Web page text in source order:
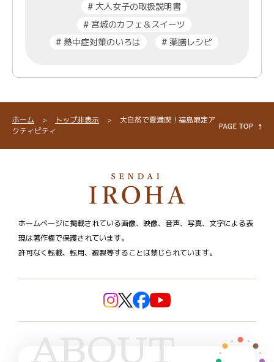
#大人女子の取扱説明書
#宮城のカフェ＆スイーツ
# 熱中症対策のいろは # 薬膳レシピ
ホーム > トップ非表示 >
大自然で夏満喫！福島限定ア
クティビティ
ホームページに掲載されている画像、映像、音声、写真、文字による表
現は著作権で保護されています。
許可なく転載、転用、複製等することは禁じられています。
ABOUT